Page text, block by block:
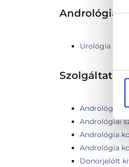
Andrológia
Urológia
Andrológiai
Andrológiai
Andrológia
Andrológia
Donorjelölt